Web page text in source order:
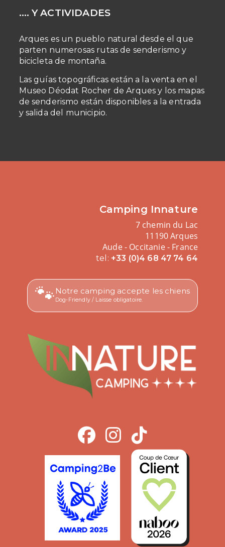
…. Y ACTIVIDADES
Arques es un pueblo natural desde el que
parten numerosas rutas de senderismo y
bicicleta de montaña.
Las guías topográficas están a la venta en el
Museo Déodat Rocher de Arques y los mapas
de senderismo están disponibles a la entrada
y salida del municipio.
Camping Innature
7 chemin du Lac
11190 Arques
Aude - Occitanie - France
tel: +33 (0)4 68 47 74 64
🐾 Notre camping accepte les chiens
Dog-Friendly / Laisse obligatoire.